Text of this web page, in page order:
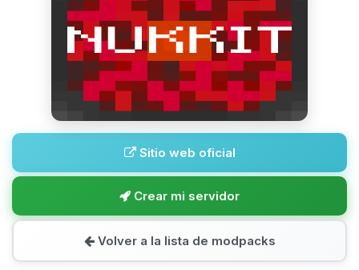
Sitio web oficial
Crear mi servidor
Volver a la lista de modpacks